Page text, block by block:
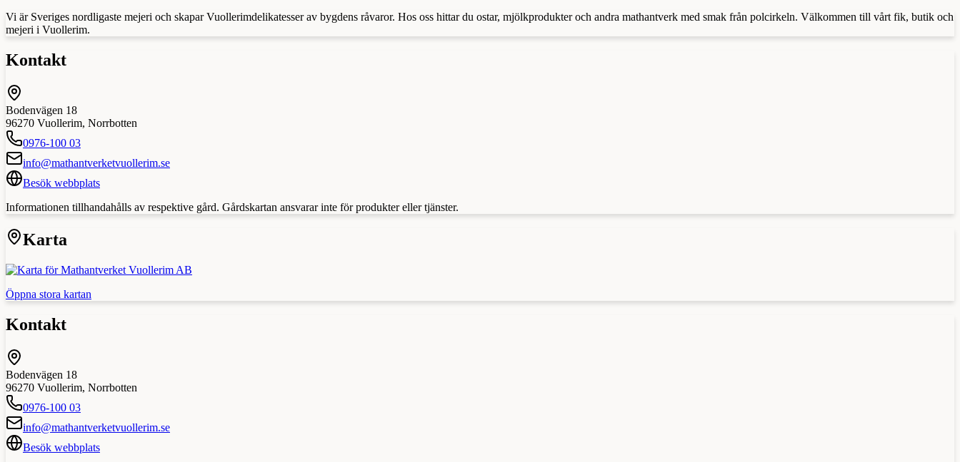
Vi är Sveriges nordligaste mejeri och skapar Vuollerimdelikatesser av bygdens råvaror. Hos oss hittar du ostar, mjölkprodukter och andra mathantverk med smak från polcirkeln. Välkommen till vårt fik, butik och
mejeri i Vuollerim.
Kontakt
Bodenvägen 18
96270 Vuollerim, Norrbotten
0976-100 03
info@mathantverketvuollerim.se
Besök webbplats
Informationen tillhandahålls av respektive gård. Gårdskartan ansvarar inte för produkter eller tjänster.
Karta
Öppna stora kartan
Kontakt
Bodenvägen 18
96270 Vuollerim, Norrbotten
0976-100 03
info@mathantverketvuollerim.se
Besök webbplats